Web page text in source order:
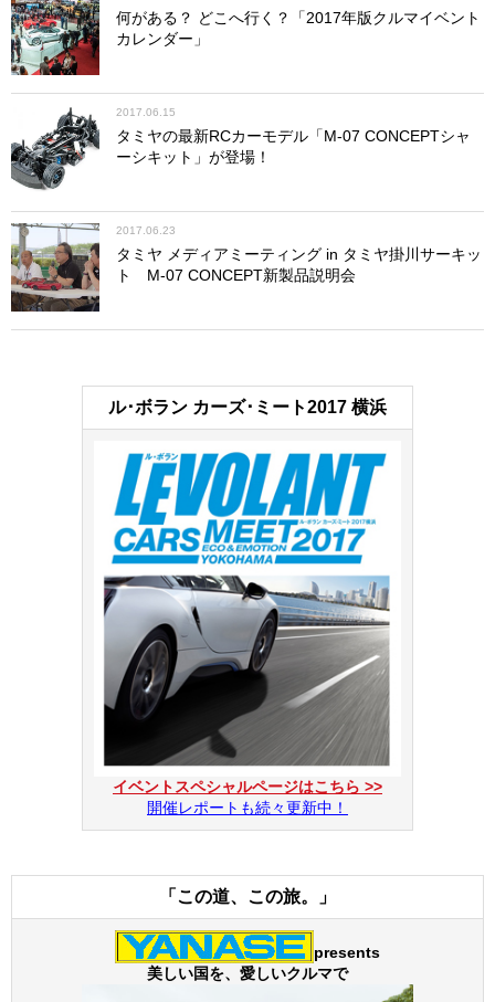
何がある？ どこへ行く？「2017年版クルマイベント
カレンダー」
2017.06.15
タミヤの最新RCカーモデル「M-07 CONCEPTシャ
ーシキット」が登場！
2017.06.23
タミヤ メディアミーティング in タミヤ掛川サーキッ
ト M-07 CONCEPT新製品説明会
ル･ボラン カーズ･ミート2017 横浜
イベントスペシャルページはこちら >>
開催レポートも続々更新中！
「この道、この旅。」
presents
美しい国を、愛しいクルマで